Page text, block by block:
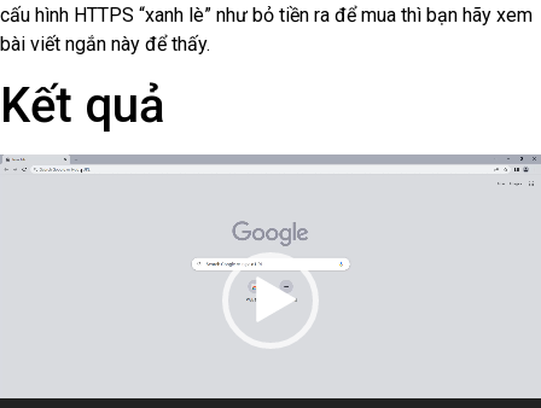
cấu hình HTTPS “xanh lè” như bỏ tiền ra để mua thì bạn hãy xem
bài viết ngắn này để thấy.
Kết quả
Video